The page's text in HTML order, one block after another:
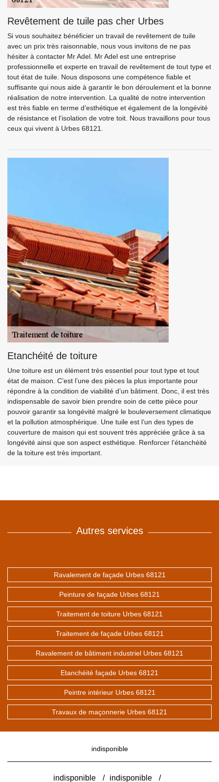
Revêtement de tuile pas cher Urbes
Si vous souhaitez bénéficier un travail de revêtement de tuile
avec un prix très raisonnable, nous vous invitons de ne pas
hésiter à contacter Mr Adel. Mr Adel est une entreprise
professionnelle et experte en travail de revêtement de tout type et
tout état de tuile. Nous disposons une compétence fiable et
suffisante qui nous aide à garantir le bon déroulement et la bonne
réalisation de notre intervention. La qualité de notre intervention
est très fiable en terme d’esthétique et également de la longévité
de résistance et l’isolation de votre toit. Nous travaillons pour tous
ceux qui vivent à Urbes 68121.
Etanchéité de toiture
Une toiture est un élément très essentiel pour tout type et tout
état de maison. C’est l’une des pièces la plus importante pour
répondre à la condition de viabilité d’un bâtiment. Donc, il est très
indispensable de savoir bien prendre soin de cette pièce pour
pouvoir garantir sa longévité malgré le bouleversement climatique
et la pollution atmosphérique. Une tuile est l’un des types de
couverture de maison qui est souvent très appréciée grâce à sa
longévité ainsi que son aspect esthétique. Renforcer l’étanchéité
de la toiture est très important.
Autres services
Ravalement de façade Urbes 68121
Peinture de façade Urbes 68121
Traitement de toiture Urbes 68121
Traitement de façade Urbes 68121
Ravalement de bâtiment industriel Urbes 68121
Etanchéité façade Urbes 68121
Peintre intérieur Urbes 68121
Travaux de maçonnerie Urbes 68121
indisponible
indisponible / indisponible /